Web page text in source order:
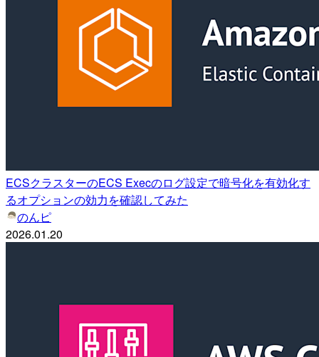
ECSクラスターのECS Execのログ設定で暗号化を有効化す
るオプションの効力を確認してみた
のんピ
2026.01.20